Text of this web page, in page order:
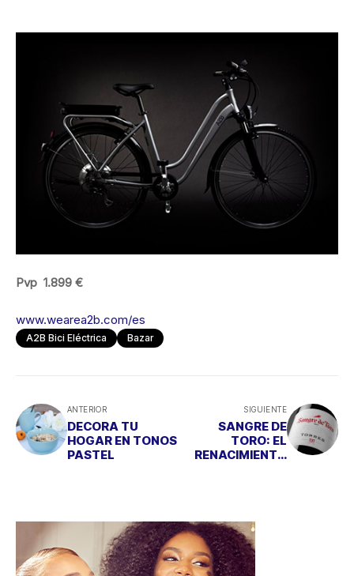
Pvp 1.899 €
www.wearea2b.com/es
A2B Bici Eléctrica Bazar
ANTERIOR
DECORA TU
HOGAR EN TONOS
PASTEL
SIGUIENTE
SANGRE DE
TORO: EL
RENACIMIENTO